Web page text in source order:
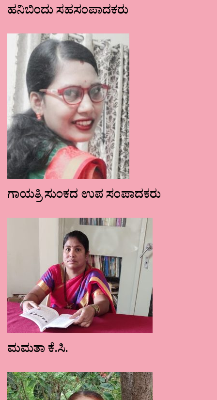
ಹನಿಬಿಂದು ಸಹಸಂಪಾದಕರು
ಗಾಯತ್ರಿ ಸುಂಕದ ಉಪ ಸಂಪಾದಕರು
ಮಮತಾ ಕೆ.ಸಿ.